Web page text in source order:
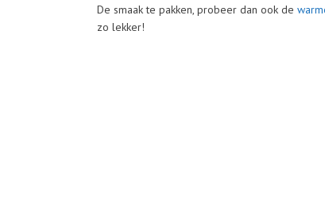
De smaak te pakken, probeer dan ook de
zo lekker!